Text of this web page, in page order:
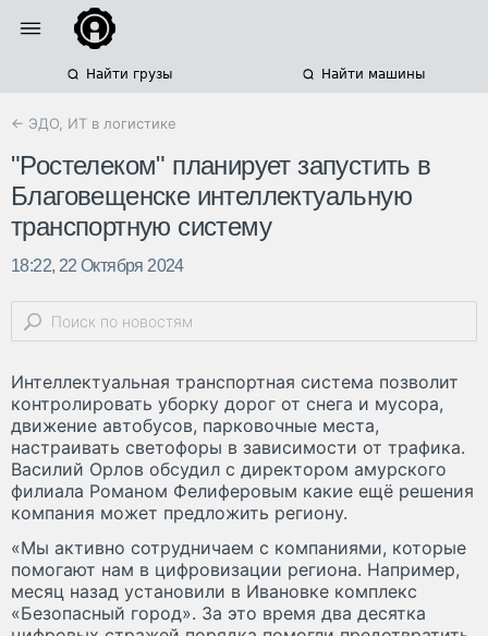
Найти грузы Найти машины
← ЭДО, ИТ в логистике
"Ростелеком" планирует запустить в
Благовещенске интеллектуальную
транспортную систему
18:22, 22 Октября 2024
Интеллектуальная транспортная система позволит
контролировать уборку дорог от снега и мусора,
движение автобусов, парковочные места,
настраивать светофоры в зависимости от трафика.
Василий Орлов обсудил с директором амурского
филиала Романом Фелиферовым какие ещё решения
компания может предложить региону.
«Мы активно сотрудничаем с компаниями, которые
помогают нам в цифровизации региона. Например,
месяц назад установили в Ивановке комплекс
«Безопасный город». За это время два десятка